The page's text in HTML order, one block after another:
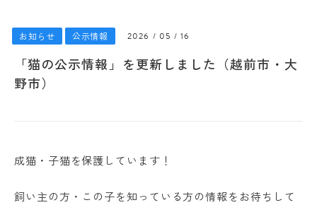
お知らせ 公示情報 2026 / 05 / 16
「猫の公示情報」を更新しました（越前市・大
野市）
成猫・子猫を保護しています！
飼い主の方・この子を知っている方の情報をお待ちして